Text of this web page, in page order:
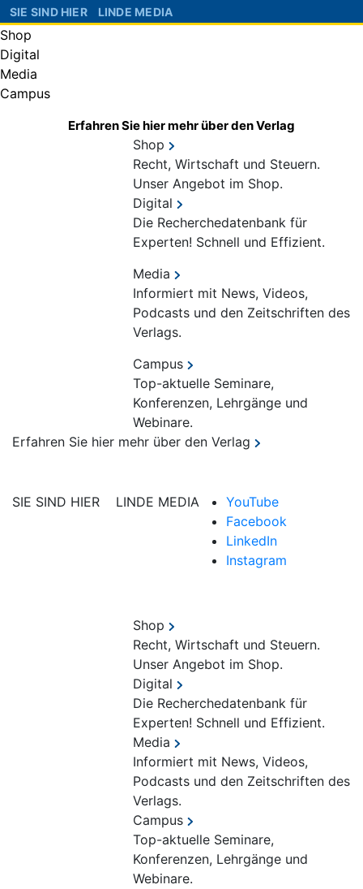
SIE SIND HIER LINDE MEDIA
Shop
Digital
Media
Campus
Erfahren Sie hier mehr über den Verlag
Shop
Recht, Wirtschaft und Steuern.
Unser Angebot im Shop.
Digital
Die Recherchedatenbank für
Experten! Schnell und Effizient.
Media
Informiert mit News, Videos,
Podcasts und den Zeitschriften des
Verlags.
Campus
Top-aktuelle Seminare,
Konferenzen, Lehrgänge und
Webinare.
Erfahren Sie hier mehr über den Verlag
SIE SIND HIER LINDE MEDIA
YouTube
Facebook
LinkedIn
Instagram
Shop
Recht, Wirtschaft und Steuern.
Unser Angebot im Shop.
Digital
Die Recherchedatenbank für
Experten! Schnell und Effizient.
Media
Informiert mit News, Videos,
Podcasts und den Zeitschriften des
Verlags.
Campus
Top-aktuelle Seminare,
Konferenzen, Lehrgänge und
Webinare.